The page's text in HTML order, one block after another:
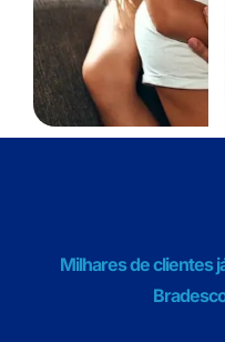
Milhares de clientes